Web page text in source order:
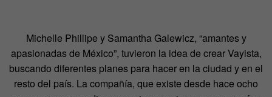
Michelle Phillipe y Samantha Galewicz, “amantes y
apasionadas de México”, tuvieron la idea de crear Vayista,
buscando diferentes planes para hacer en la ciudad y en el
resto del país. La compañía, que existe desde hace ocho